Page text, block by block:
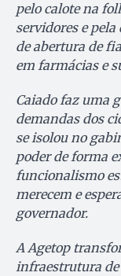
pelo calote na
servidores e
de abertura de
em farmácias e
Caiado faz uma
demandas dos
se isolou no
poder de forma
funcionalismo
merecem e
governador.
A Agetop
infraestrutura de